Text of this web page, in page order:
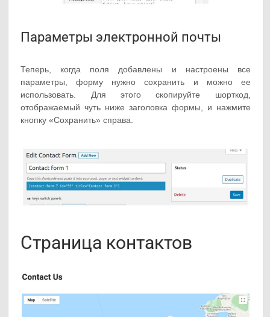
Параметры электронной почты
Теперь, когда поля добавлены и настроены все
параметры, форму нужно сохранить и можно ее
использовать. Для этого скопируйте шорткод,
отображаемый чуть ниже заголовка формы, и нажмите
кнопку «Сохранить» справа.
Страница контактов